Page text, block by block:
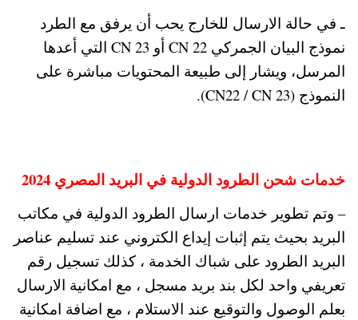
ـ في حالة الارسال للخارج يحب أن يرفق مع الطرد
نموذج البيان الجمركي CN 22 أو CN 23 التي أعدها
المرسل، ويشار إلى طبيعة المحتويات مباشرة على
النموذج (CN22 / CN 23).
خدمات شحن الطرود الدولية في البريد المصري 2024
– وتم تطوير خدمات ارسال الطرود الدولية في مكاتب
البريد بحيث يتم إثبات إيداع الكتروني عند تسليم عناصر
البريد الطرود على شباك الخدمة ، كذلك تسجيل رقم
تعريفي واحد لكل بند بريد مسجل ، مع امكانية الارسال
بعلم الوصول والتوقيع عند الاستلام ، مع اضافة امكانية